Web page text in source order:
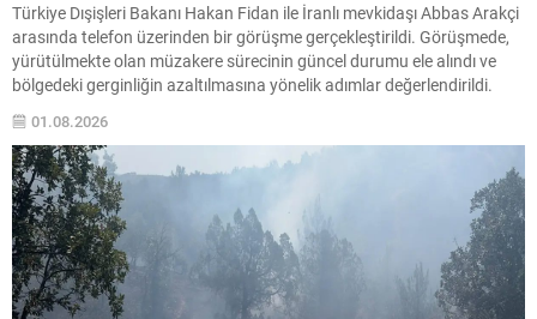
Türkiye Dışişleri Bakanı Hakan Fidan ile İranlı mevkidaşı Abbas Arakçi
arasında telefon üzerinden bir görüşme gerçekleştirildi. Görüşmede,
yürütülmekte olan müzakere sürecinin güncel durumu ele alındı ve
bölgedeki gerginliğin azaltılmasına yönelik adımlar değerlendirildi.
Fidan, Türkiye’nin çatışmaların sona ermesi ve kalıcı barışın
sağlanması için aktif bir rol oynamaya devam edeceğini vurguladı.
Bu...
01.08.2026